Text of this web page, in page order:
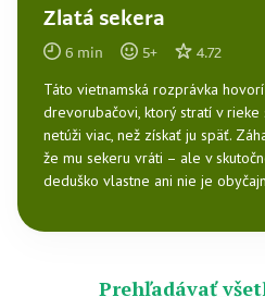
Zlatá sekera
6 min 5+ 4.72
Táto vietnamská rozprávka
drevorubačovi, ktorý stratí v rieke
netúži viac, než získať ju späť.
že mu sekeru vráti – ale v
deduško vlastne ani nie je
Prehľadávať